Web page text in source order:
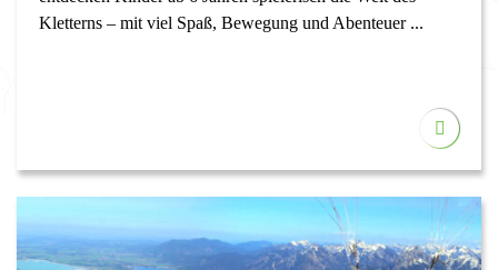
Kletterns – mit viel Spaß, Bewegung und Abenteuer ...